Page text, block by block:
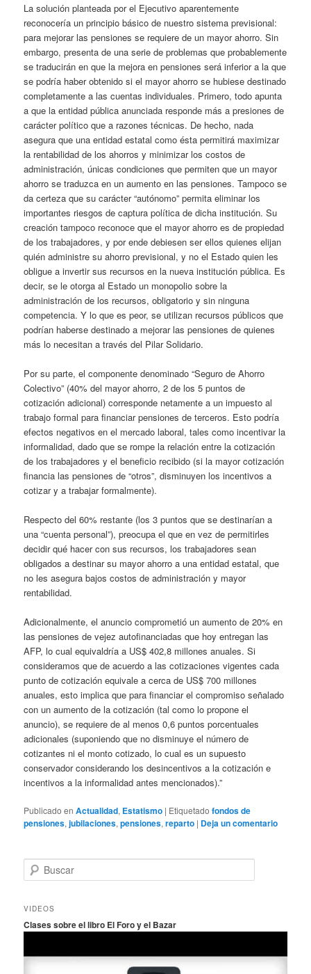
La solución planteada por el Ejecutivo aparentemente
reconocería un principio básico de nuestro sistema previsional:
para mejorar las pensiones se requiere de un mayor ahorro. Sin
embargo, presenta de una serie de problemas que probablemente
se traducirán en que la mejora en pensiones será inferior a la que
se podría haber obtenido si el mayor ahorro se hubiese destinado
completamente a las cuentas individuales. Primero, todo apunta
a que la entidad pública anunciada responde más a presiones de
carácter político que a razones técnicas. De hecho, nada
asegura que una entidad estatal como ésta permitirá maximizar
la rentabilidad de los ahorros y minimizar los costos de
administración, únicas condiciones que permiten que un mayor
ahorro se traduzca en un aumento en las pensiones. Tampoco se
da certeza que su carácter “autónomo” permita eliminar los
importantes riesgos de captura política de dicha institución. Su
creación tampoco reconoce que el mayor ahorro es de propiedad
de los trabajadores, y por ende debiesen ser ellos quienes elijan
quién administre su ahorro previsional, y no el Estado quien les
obligue a invertir sus recursos en la nueva institución pública. Es
decir, se le otorga al Estado un monopolio sobre la
administración de los recursos, obligatorio y sin ninguna
competencia. Y lo que es peor, se utilizan recursos públicos que
podrían haberse destinado a mejorar las pensiones de quienes
más lo necesitan a través del Pilar Solidario.
Por su parte, el componente denominado “Seguro de Ahorro
Colectivo” (40% del mayor ahorro, 2 de los 5 puntos de
cotización adicional) corresponde netamente a un impuesto al
trabajo formal para financiar pensiones de terceros. Esto podría
efectos negativos en el mercado laboral, tales como incentivar la
informalidad, dado que se rompe la relación entre la cotización
de los trabajadores y el beneficio recibido (si la mayor cotización
financia las pensiones de “otros”, disminuyen los incentivos a
cotizar y a trabajar formalmente).
Respecto del 60% restante (los 3 puntos que se destinarían a
una “cuenta personal”), preocupa el que en vez de permitirles
decidir qué hacer con sus recursos, los trabajadores sean
obligados a destinar su mayor ahorro a una entidad estatal, que
no les asegura bajos costos de administración y mayor
rentabilidad.
Adicionalmente, el anuncio comprometió un aumento de 20% en
las pensiones de vejez autofinanciadas que hoy entregan las
AFP, lo cual equivaldría a US$ 402,8 millones anuales. Si
consideramos que de acuerdo a las cotizaciones vigentes cada
punto de cotización equivale a cerca de US$ 700 millones
anuales, esto implica que para financiar el compromiso señalado
con un aumento de la cotización (tal como lo propone el
anuncio), se requiere de al menos 0,6 puntos porcentuales
adicionales (suponiendo que no disminuye el número de
cotizantes ni el monto cotizado, lo cual es un supuesto
conservador considerando los desincentivos a la cotización e
incentivos a la informalidad antes mencionados).”
Publicado en Actualidad, Estatismo | Etiquetado fondos de
pensiones,jubilaciones,pensiones,reparto | Deja un comentario
u
c
r
VIDEOS
Clases sobre el libro El Foro y el Bazar